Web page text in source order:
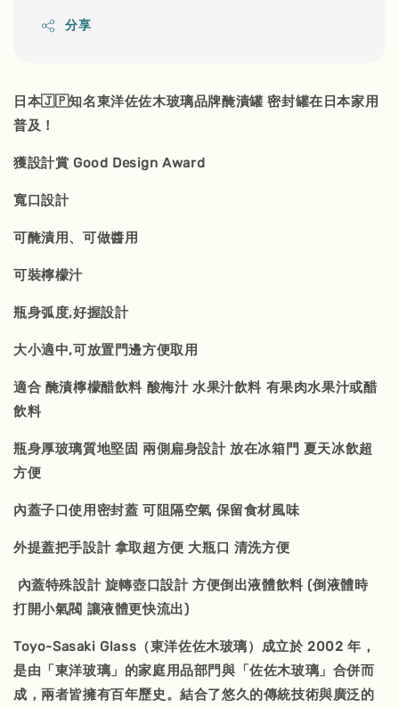
分享
日本🇯🇵知名東洋佐佐木玻璃品牌醃漬罐 密封罐在日本家用
普及！
獲設計賞 Good Design Award
寬口設計
可醃漬用、可做醬用
可裝檸檬汁
瓶身弧度,好握設計
大小適中,可放置門邊方便取用
適合 醃漬檸檬醋飲料 酸梅汁 水果汁飲料 有果肉水果汁或醋
飲料
瓶身厚玻璃質地堅固 兩側扁身設計 放在冰箱門 夏天冰飲超
方便
內蓋子口使用密封蓋 可阻隔空氣 保留食材風味
外提蓋把手設計 拿取超方便 大瓶口 清洗方便
內蓋特殊設計 旋轉壺口設計 方便倒出液體飲料 (倒液體時
打開小氣閥 讓液體更快流出)
Toyo-Sasaki Glass（東洋佐佐木玻璃）成立於 2002 年，
是由「東洋玻璃」的家庭用品部門與「佐佐木玻璃」合併而
成，兩者皆擁有百年歷史。結合了悠久的傳統技術與廣泛的